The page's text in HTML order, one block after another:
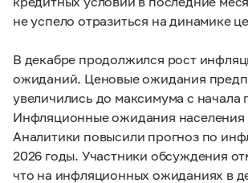
не успело отразиться на динамике
В декабре продолжился рост
ожиданий. Ценовые ожидания
увеличились до максимума с начала
Инфляционные ожидания населения
Аналитики повысили прогноз по
2026 годы. Участники обсуждения
что на инфляционных ожиданиях в